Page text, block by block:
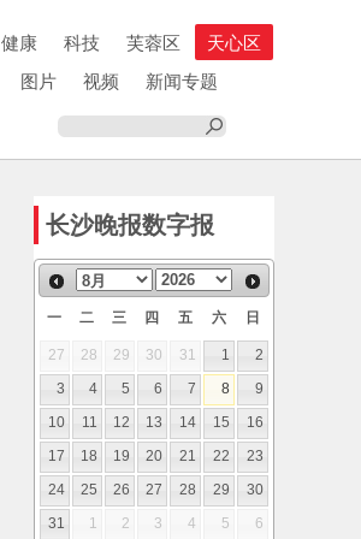
健康 科技 芙蓉区
天心区
图片 视频
新闻专题
长沙晚报数字报
一 二 三 四 五 六 日
27 28 29 30 31 1
2
3
4 5 6 7 8
9
10
11 12 13 14 15
16
17
18 19 20 21 22
23
24
25 26 27 28 29
30
31
1 2 3 4 5 6